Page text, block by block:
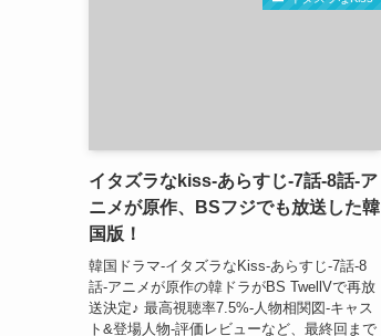
イタズラなkiss-あらすじ-7話-8話-ア
ニメが原作、BSフジでも放送した韓
国版！
韓国ドラマ-イタズラなKiss-あらすじ-7話-8
話-アニメが原作の韓ドラがBS TwellVで再放
送決定♪ 最高視聴率7.5%-人物相関図-キャス
ト&登場人物-評価レビューなど、最終回まで